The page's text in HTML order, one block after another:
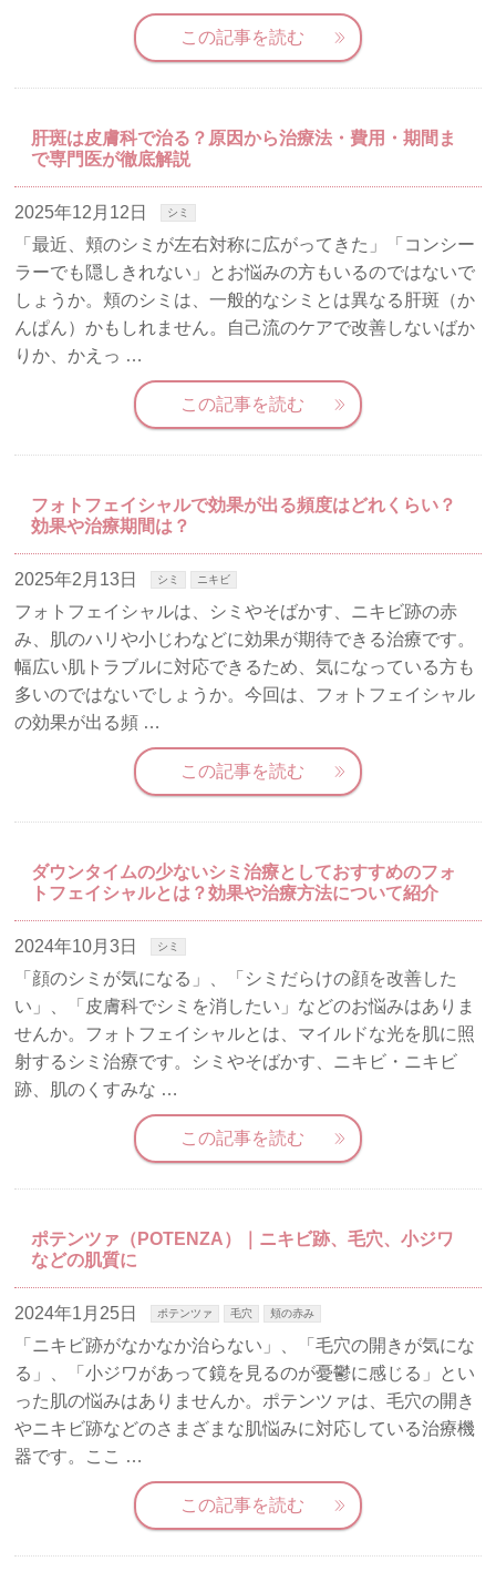
この記事を読む
肝斑は皮膚科で治る？原因から治療法・費用・期間ま
で専門医が徹底解説
2025年12月12日 シミ
「最近、頬のシミが左右対称に広がってきた」「コンシー
ラーでも隠しきれない」とお悩みの方もいるのではないで
しょうか。頬のシミは、一般的なシミとは異なる肝斑（か
んぱん）かもしれません。自己流のケアで改善しないばか
りか、かえっ …
この記事を読む
フォトフェイシャルで効果が出る頻度はどれくらい？
効果や治療期間は？
2025年2月13日 シミ ニキビ
フォトフェイシャルは、シミやそばかす、ニキビ跡の赤
み、肌のハリや小じわなどに効果が期待できる治療です。
幅広い肌トラブルに対応できるため、気になっている方も
多いのではないでしょうか。今回は、フォトフェイシャル
の効果が出る頻 …
この記事を読む
ダウンタイムの少ないシミ治療としておすすめのフォ
トフェイシャルとは？効果や治療方法について紹介
2024年10月3日 シミ
「顔のシミが気になる」、「シミだらけの顔を改善した
い」、「皮膚科でシミを消したい」などのお悩みはありま
せんか。フォトフェイシャルとは、マイルドな光を肌に照
射するシミ治療です。シミやそばかす、ニキビ・ニキビ
跡、肌のくすみな …
この記事を読む
ポテンツァ（POTENZA）｜ニキビ跡、毛穴、小ジワ
などの肌質に
2024年1月25日 ポテンツァ 毛穴 頬の赤み
「ニキビ跡がなかなか治らない」、「毛穴の開きが気にな
る」、「小ジワがあって鏡を見るのが憂鬱に感じる」とい
った肌の悩みはありませんか。ポテンツァは、毛穴の開き
やニキビ跡などのさまざまな肌悩みに対応している治療機
器です。ここ …
この記事を読む